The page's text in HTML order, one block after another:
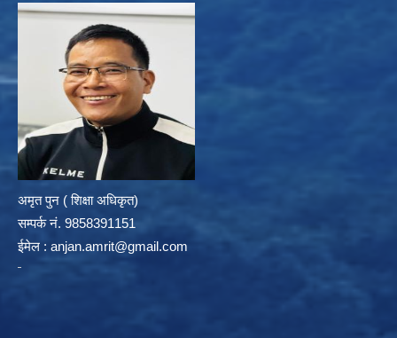
अमृत पुन ( शिक्षा अधिकृत)
सम्पर्क न‌ं. 9858391151
ईमेल : anjan.amrit@gmail.com